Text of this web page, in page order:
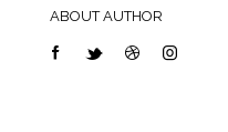
ABOUT AUTHOR